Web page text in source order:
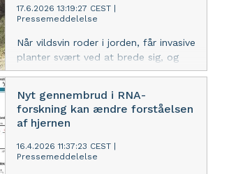
for Software Supply Chain Security
(Prosec).
17.6.2026 13:19:27 CEST
Pressemeddelelse
Når vildsvin roder i jorden, får invasive
planter svært ved at brede sig, og
det gavner skovens økosystem. Det
Universitet baseret på data fra mere
end 60.000 skovparceller og et
omfattende netværk af vildtkameraer
i det østlige USA. Studiet peger
samtidig på, at hjemmehørende
Nyt gennembrud i RNA-
forskning kan ændre forståelsen
af hjernen
16.4.2026 11:37:23 CEST
Pressemeddelelse